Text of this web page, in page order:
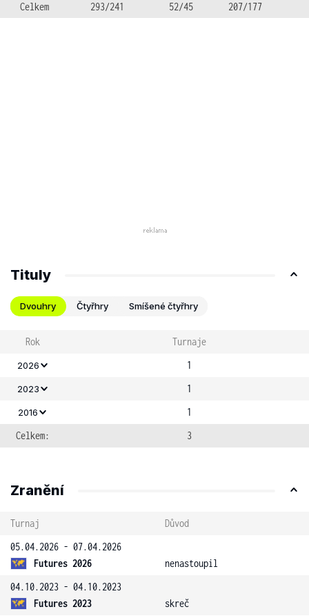
Celkem 293/241 52/45 207/177
Tituly
Dvouhry Čtyřhry Smíšené čtyřhry
Rok Turnaje
2026 1
2023 1
2016
1
Celkem:
3
Zranění
Turnaj
Důvod
05.04.2026 - 07.04.2026
Futures 2026
nenastoupil
04.10.2023 - 04.10.2023
Futures 2023
skreč